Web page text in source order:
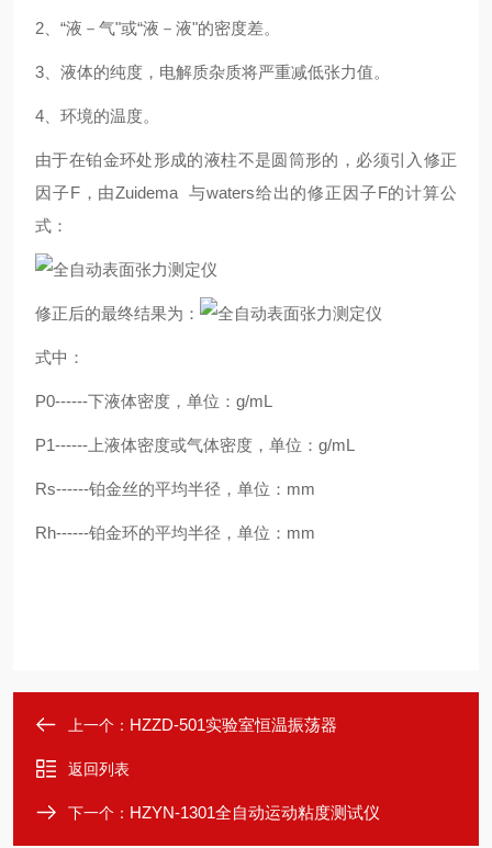
2、“液－气"或“液－液"的密度差。
3、液体的纯度，电解质杂质将严重减低张力值。
4、环境的温度。
由于在铂金环处形成的液柱不是圆筒形的，必须引入修正
因子F，由Zuidema 与waters给出的修正因子F的计算公
式：
修正后的最终结果为：
式中：
P0------下液体密度，单位：g/mL
P1------上液体密度或气体密度，单位：g/mL
Rs------铂金丝的平均半径，单位：mm
Rh------铂金环的平均半径，单位：mm
上一个： HZZD-501实验室恒温振荡器
返回列表
下一个： HZYN-1301全自动运动粘度测试仪